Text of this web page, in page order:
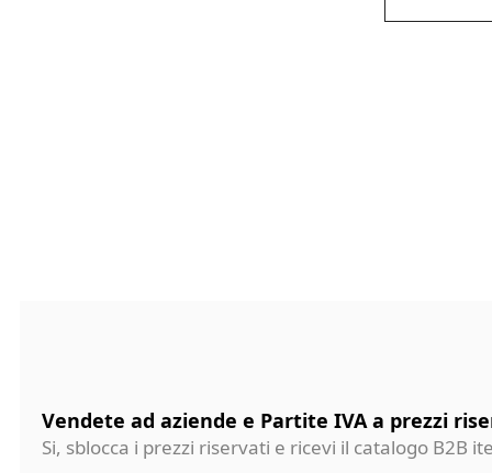
Vendete ad aziende e Partite IVA a prezzi
Si, sblocca i prezzi riservati e ricevi il catalogo B2B